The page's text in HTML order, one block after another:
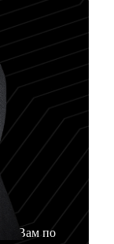
Вам по